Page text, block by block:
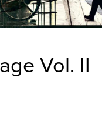
Vol. II